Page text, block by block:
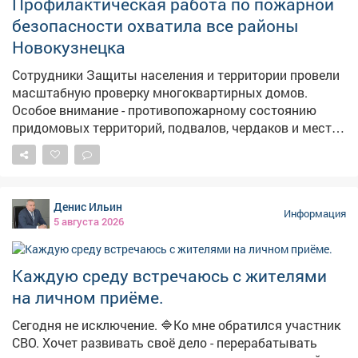
окончании мероприятия дети получили памятки с
правилами поведения на дороге. Команда-
победительница получила тематические раскраски
для дальнейшего закрепления материала в игровой
форме. #день_светофора #ПДД #библиотеки_мыски
#бибимотека_филиал2
безопасности охватила все районы
Новокузнецка
Сотрудники Защиты населения и территории провели
масштабную проверку многоквартирных домов.
Особое внимание - противопожарному состоянию
придомовых территорий, подвалов, чердаков и мест
общего пользования. 📍 Кузнецкий район - осмотрены
подвалы на ул. Ленина и Луначарского для
автономные дымовые пожарные извещатели (АДПИ)
в неблагополучных семьях, многодетных и с детьми-
инвалидами. 📍 Новоильинский район - проверен
АДПИ в многодетной семье на пр. Авиаторов. 📍
Центральный район - осмотрены десятки домов по пр.
Строителей, Металлургов, ул. Орджоникидзе и другим
адресам. Проверены АДПИ в семьях с детьми-
инвалидами и неблагополучных семьях. Обследованы
подвалы-укрытия на пр. Пионерском и ул. Ермакова.
Денис Ильин
5 августа 2026
Информация
Каждую среду встречаюсь с жителями
на личном приёме.
Сегодня не исключение. 🔷Ко мне обратился участник
СВО. Хочет развивать своё дело - перерабатывать